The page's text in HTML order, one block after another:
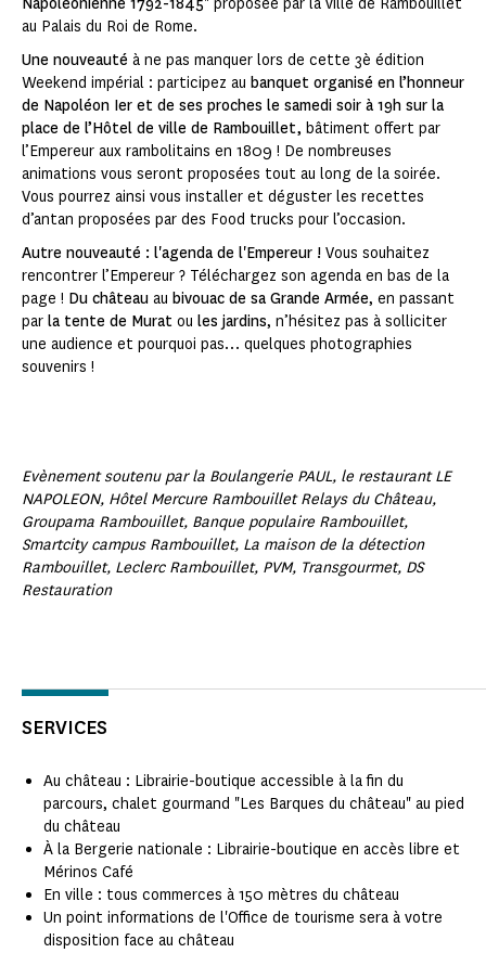
au Palais du Roi de Rome.
Une nouveauté à ne pas manquer lors de cette 3è édition
Weekend impérial : participez au banquet organisé en l’honneur
de Napoléon Ier et de ses proches le samedi soir à 19h sur la
place de l’Hôtel de ville de Rambouillet, bâtiment offert par
l’Empereur aux rambolitains en 1809 ! De nombreuses
animations vous seront proposées tout au long de la soirée.
Vous pourrez ainsi vous installer et déguster les recettes
d’antan proposées par des Food trucks pour l’occasion.
Autre nouveauté : l'agenda de l'Empereur ! Vous souhaitez
rencontrer l’Empereur ? Téléchargez son agenda en bas de la
page ! Du château au bivouac de sa Grande Armée, en passant
par la tente de Murat ou les jardins, n’hésitez pas à solliciter
une audience et pourquoi pas… quelques photographies
souvenirs !
Evènement soutenu par la Boulangerie PAUL, le restaurant LE
NAPOLEON, Hôtel Mercure Rambouillet Relays du Château,
Groupama Rambouillet, Banque populaire Rambouillet,
Smartcity campus Rambouillet, La maison de la détection
Rambouillet, Leclerc Rambouillet, PVM, Transgourmet, DS
Restauration
SERVICES
Au château : Librairie-boutique accessible à la fin du
parcours, chalet gourmand "Les Barques du château" au pied
du château
À la Bergerie nationale : Librairie-boutique en accès libre et
Mérinos Café
En ville : tous commerces à 150 mètres du château
Un point informations de l'Office de tourisme sera à votre
disposition face au château